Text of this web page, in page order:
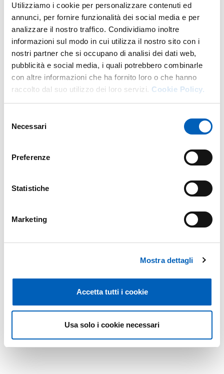
Utilizziamo i cookie per personalizzare contenuti ed
annunci, per fornire funzionalità dei social media e per
analizzare il nostro traffico. Condividiamo inoltre
informazioni sul modo in cui utilizza il nostro sito con i
nostri partner che si occupano di analisi dei dati web,
pubblicità e social media, i quali potrebbero combinarle
con altre informazioni che ha fornito loro o che hanno
raccolto dal suo utilizzo dei loro servizi. Cookie Policy.
delNecessari
Preferenze
Statistiche
Marketing
Mostra dettagli
Accetta tutti i cookie
Usa solo i cookie necessari
con le aziende, rafforzare i rapporti professionali e creare
un’esperienza di condivisione in un clima più disteso e
accogliente, con la presenza di un food truck e della
musica ad allietare la serata.
Contatti: Martina Regamartina.rega@unipr.it; Francesca
Fidanzio francesca.fidanzio@unipr.it
PDF